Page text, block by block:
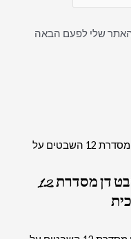
שלי לפעם הבאה
2750 – תמונה של של שבט דן מסדרת 12